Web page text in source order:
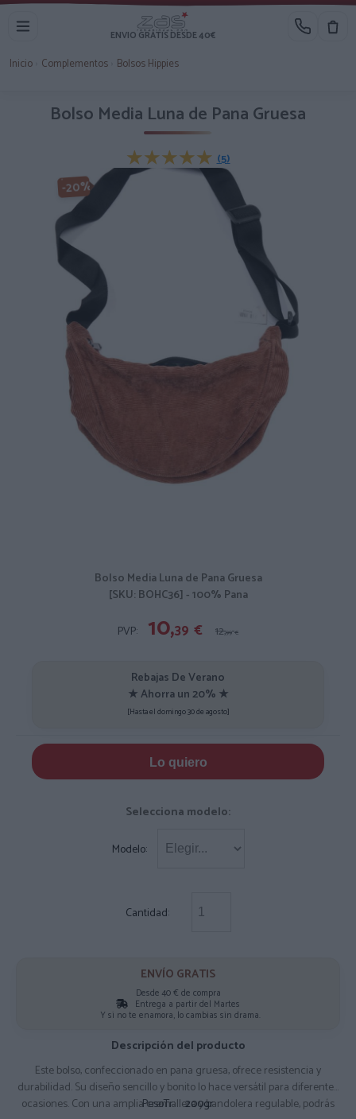
ENVIO GRATIS DESDE 40€
Inicio Complementos Bolsos Hippies
Bolso Media Luna de Pana Gruesa
★★★★★
★★★★★ (5)
-20%
Bolso Media Luna de Pana Gruesa
[SKU: BOHC36] - 100% Pana
PVP:
10,39 € 12,99 €
Rebajas De Verano
★ Ahorra un 20% ★
[Hasta el domingo 30 de agosto]
Lo quiero
Selecciona modelo:
Modelo:
Cantidad:
ENVÍO GRATIS
Desde 40 € de compra
Entrega a partir del Martes
Y si no te enamora, lo cambias sin drama.
Descripción del producto
Este bolso, confeccionado en pana gruesa, ofrece resistencia y
durabilidad. Su diseño sencillo y bonito lo hace versátil para diferentes
ocasiones. Con una amplia cremallera y bandolera regulable, podrás
PesoTr: 200gr